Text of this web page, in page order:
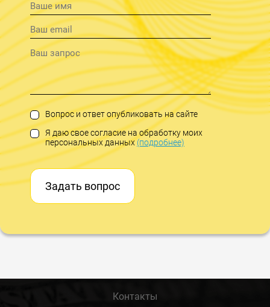
Вопрос и ответ опубликовать на сайте
Я даю свое согласие на обработку моих
персональных данных(подробнее)
Задать вопрос
Контакты